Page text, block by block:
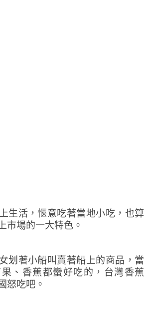
生活，愜意吃著當地小吃，也算
市場的一大特色。
划著小船叫賣著船上的商品，當
、香蕉都蠻好吃的，台灣香蕉
怒吃吧。